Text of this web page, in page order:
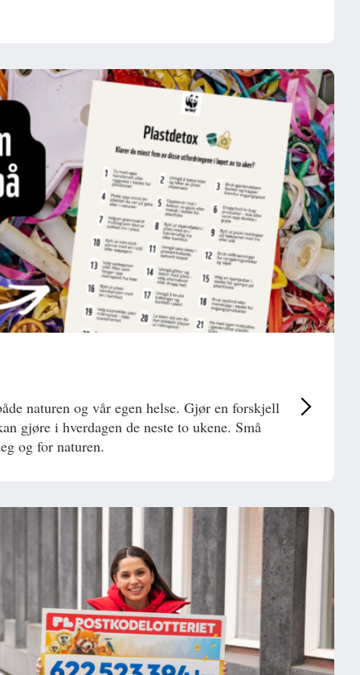
naturen og vår egen helse. Gjør en forskjell
gjøre i hverdagen de neste to ukene. Små
og for naturen.